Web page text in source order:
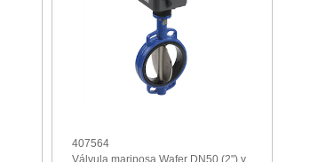
407564
Válvula mariposa Wafer DN50 (2") y